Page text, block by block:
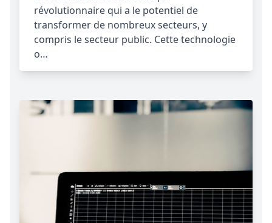
révolutionnaire qui a le potentiel de
transformer de nombreux secteurs, y
compris le secteur public. Cette technologie
o…